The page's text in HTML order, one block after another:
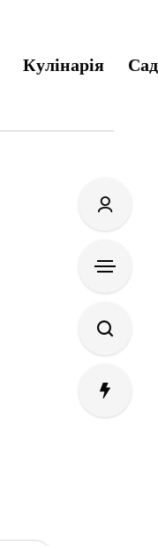
Кулінарія